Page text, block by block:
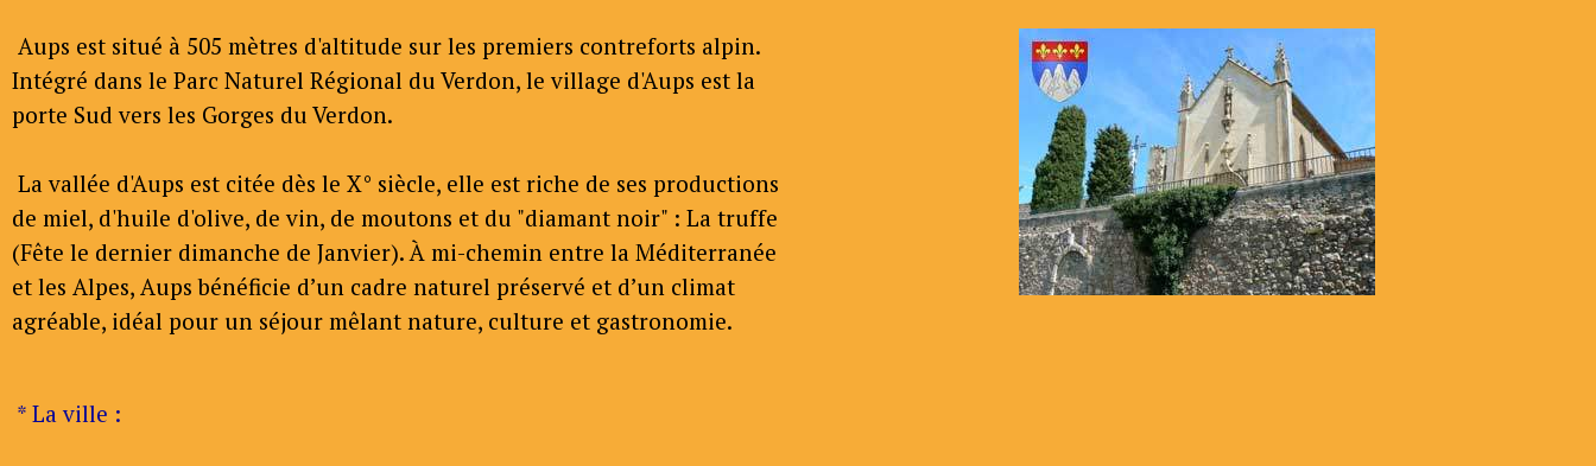
Aups est situé à 505 mètres d'altitude sur les premiers contreforts alpin.
Intégré dans le Parc Naturel Régional du Verdon, le village d'Aups est la
porte Sud vers les Gorges du Verdon.
La vallée d'Aups est citée dès le X° siècle, elle est riche de ses productions
de miel, d'huile d'olive, de vin, de moutons et du "diamant noir" : La truffe
(Fête le dernier dimanche de Janvier). À mi-chemin entre la Méditerranée
et les Alpes, Aups bénéficie d’un cadre naturel préservé et d’un climat
agréable, idéal pour un séjour mêlant nature, culture et gastronomie.
* La ville :